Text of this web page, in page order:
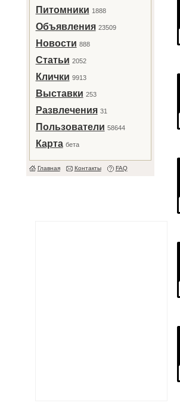
Питомники 1888
Объявления 23509
Новости 888
Статьи 2052
Клички 9913
Выставки 253
Развлечения 31
Пользователи 58644
Карта бета
Главная Контакты FAQ